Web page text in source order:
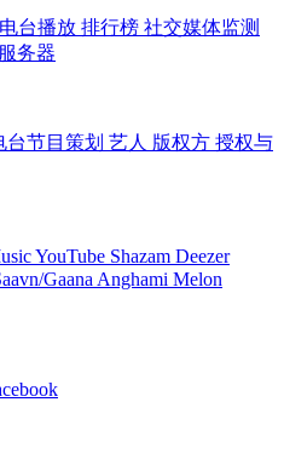
电台播放 排行榜 社交媒体监测
务器
台节目策划 艺人 版权方 授权与
YouTube Shazam Deezer
Gaana Anghami Melon